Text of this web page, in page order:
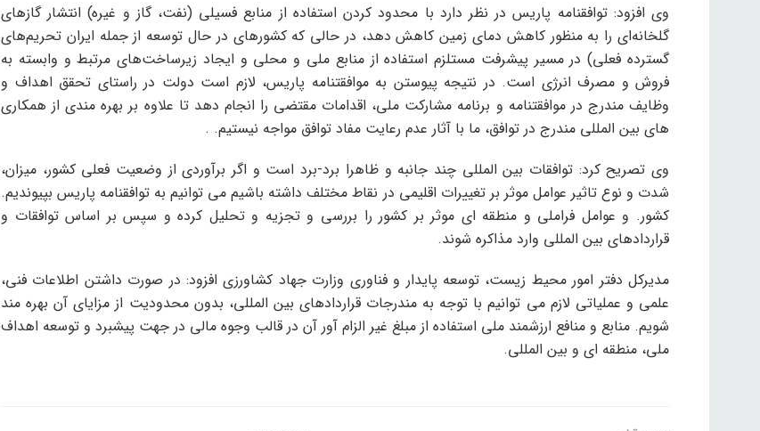
وی افزود: توافقنامه پاریس در نظر دارد با محدود کردن استفاده از منابع فسیلی (نفت، گاز و غیره) انتشار گازهای
گلخانه‌ای را به منظور کاهش دمای زمین کاهش دهد، در حالی که کشورهای در حال توسعه از جمله ایران تحریم‌های
گسترده فعلی) در مسیر پیشرفت مستلزم استفاده از منابع ملی و محلی و ایجاد زیرساخت‌های مرتبط و وابسته به
فروش و مصرف انرژی است. در نتیجه پیوستن به موافقتنامه پاریس، لازم است دولت در راستای تحقق اهداف و
وظایف مندرج در موافقتنامه و برنامه مشارکت ملی، اقدامات مقتضی را انجام دهد تا علاوه بر بهره مندی از همکاری
های بین المللی مندرج در توافق، ما با آثار عدم رعایت مفاد توافق مواجه نیستیم. .
وی تصریح کرد: توافقات بین المللی چند جانبه و ظاهرا برد-برد است و اگر برآوردی از وضعیت فعلی کشور، میزان،
شدت و نوع تاثیر عوامل موثر بر تغییرات اقلیمی در نقاط مختلف داشته باشیم می توانیم به توافقنامه پاریس بپیوندیم.
کشور. و عوامل فراملی و منطقه ای موثر بر کشور را بررسی و تجزیه و تحلیل کرده و سپس بر اساس توافقات و
قراردادهای بین المللی وارد مذاکره شوند.
مدیرکل دفتر امور محیط زیست، توسعه پایدار و فناوری وزارت جهاد کشاورزی افزود: در صورت داشتن اطلاعات فنی،
علمی و عملیاتی لازم می توانیم با توجه به مندرجات قراردادهای بین المللی، بدون محدودیت از مزایای آن بهره مند
شویم. منابع و منافع ارزشمند ملی استفاده از مبلغ غیر الزام آور آن در قالب وجوه مالی در جهت پیشبرد و توسعه اهداف
ملی، منطقه ای و بین المللی.